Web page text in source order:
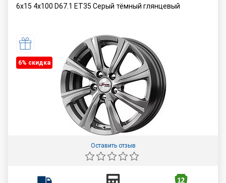
6x15 4x100 D67.1 ET35 Серый тёмный глянцевый
6% cкидка
Оставить отзыв